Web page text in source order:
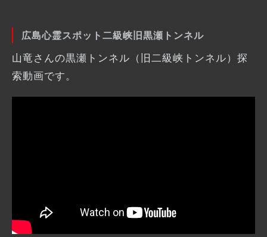
広島心霊スポット二級峡旧黒瀬トンネル
山竜さんの黒瀬トンネル（旧二級峡トンネル）探
索動画です。